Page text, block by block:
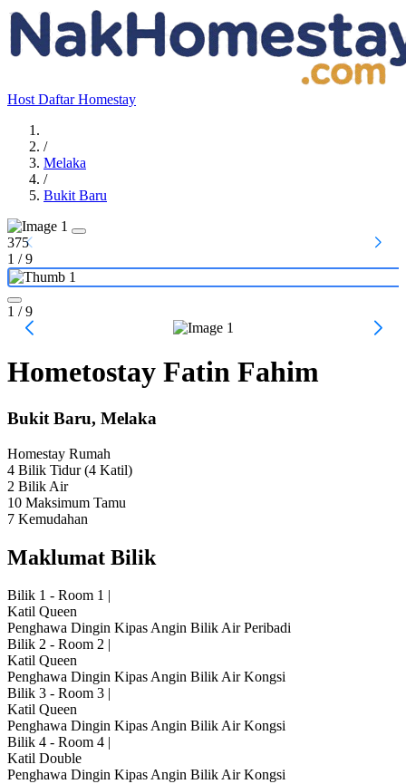
Host Daftar Homestay
/
Melaka
/
Bukit Baru
375
1 /9
1 / 9
Hometostay Fatin Fahim
Bukit Baru, Melaka
Homestay Rumah
4 Bilik Tidur(4 Katil)
2 Bilik Air
10 Maksimum Tamu
7 Kemudahan
Maklumat Bilik
Bilik 1 - Room 1 |
Katil Queen
Penghawa Dingin Kipas Angin Bilik Air Peribadi
Bilik 2 - Room 2 |
Katil Queen
Penghawa Dingin Kipas Angin Bilik Air Kongsi
Bilik 3 - Room 3 |
Katil Queen
Penghawa Dingin Kipas Angin Bilik Air Kongsi
Bilik 4 - Room 4 |
Katil Double
Penghawa Dingin Kipas Angin Bilik Air Kongsi